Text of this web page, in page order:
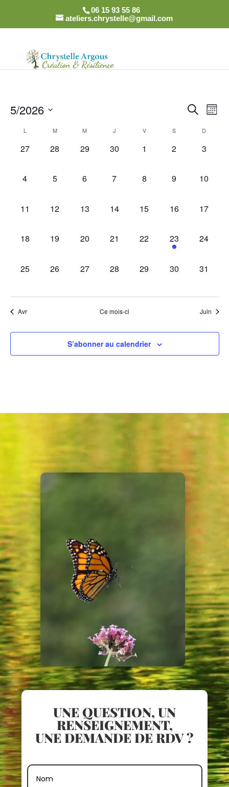
06 15 93 55 86
ateliers.chrystelle@gmail.com
de
Mois
5/2026
date.
Calendrier
de
L M M J V S D
0
27
0
28
0
29
0
30
0
1
0
2
0
3
0
4
0
5
0
6
0
7
0
8
0
9
0
10
0
11
0
12
0
13
0
14
0
15
0
16
0
17
0
18
0
19
0
20
0
21
0
évènement,
22
1
évènement,
23
0
24
0
25
0
26
0
27
0
28
0
29
0
30
0
31
Avr Ce mois-ci Juin
S’abonner au calendrier
UNE QUESTION, UN
RENSEIGNEMENT,
UNE DEMANDE DE RDV ?